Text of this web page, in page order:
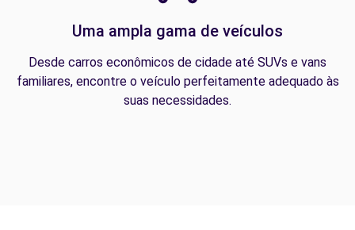
Uma ampla gama de veículos
Desde carros econômicos de cidade até SUVs e vans
familiares, encontre o veículo perfeitamente adequado às
suas necessidades.